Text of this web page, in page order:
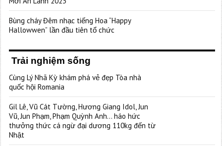
Bùng cháy Đêm nhạc tiếng Hoa “Happy
Hallowwen” lần đầu tiên tổ chức
Trải nghiệm sống
Cùng Lý Nhã Kỳ khám phá vẻ đẹp Tòa nhà
quốc hội Romania
Gil Lê, Vũ Cát Tường, Hương Giang Idol, Jun
Vũ, Jun Phạm, Phạm Quỳnh Anh… háo hức
thưởng thức cá ngừ đại dương 110kg đến từ
Nhật